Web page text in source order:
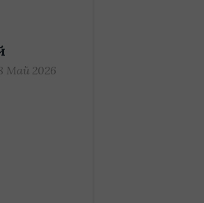
Май 2026